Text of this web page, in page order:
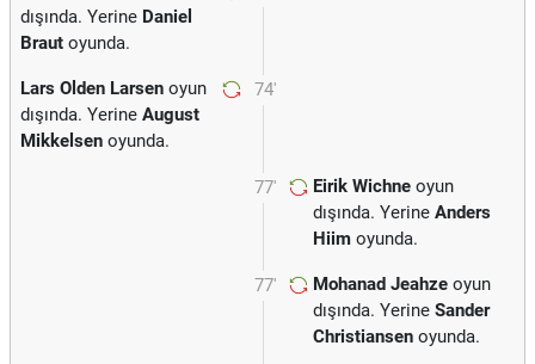
dışında. Yerine Daniel
Braut oyunda.
74'
Lars Olden Larsen oyun
dışında. Yerine August
Mikkelsen oyunda.
77' Eirik Wichne oyun
dışında. Yerine Anders
Hiim oyunda.
77' Mohanad Jeahze oyun
dışında. Yerine Sander
Christiansen oyunda.